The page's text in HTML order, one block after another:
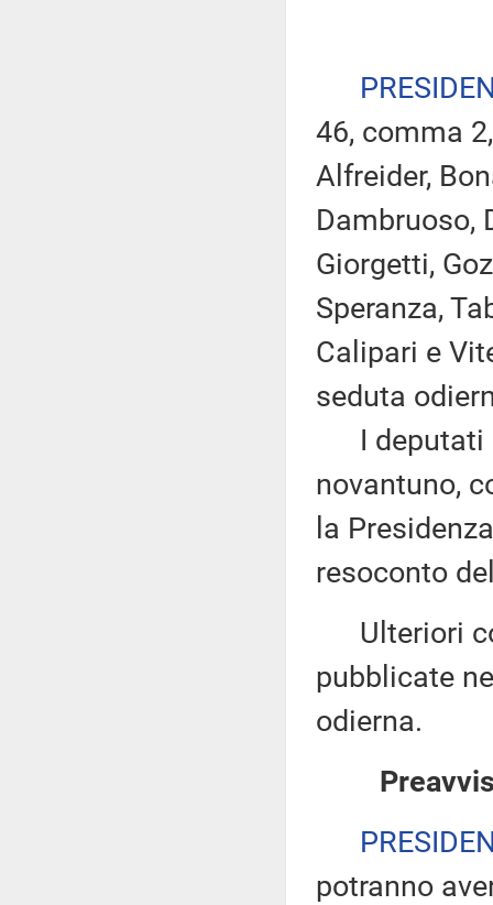
46, comma
Alfreider,
Dambruoso,
Giorgetti,
Speranza,
Calipari e
seduta
I deputati
novantuno,
la
resoconto
Ulteriori
pubblicate
odierna.
potranno